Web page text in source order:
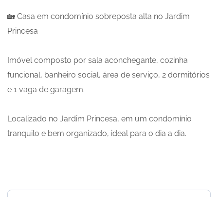
🏡 Casa em condomínio sobreposta alta no Jardim
Princesa
Imóvel composto por sala aconchegante, cozinha
funcional, banheiro social, área de serviço, 2 dormitórios
e 1 vaga de garagem.
Localizado no Jardim Princesa, em um condomínio
tranquilo e bem organizado, ideal para o dia a dia.